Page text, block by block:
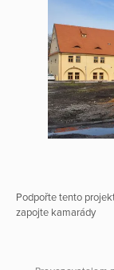
Podpořte tento
zapojte kamarády